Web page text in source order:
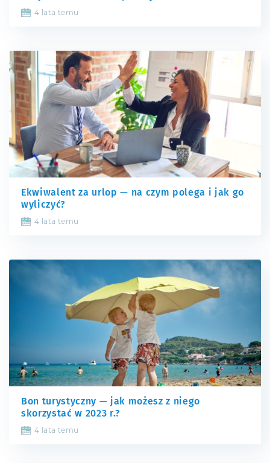
4 lata temu
Ekwiwalent za urlop — na czym polega i jak go
wyliczyć?
4 lata temu
Bon turystyczny — jak możesz z niego
skorzystać w 2023 r.?
4 lata temu